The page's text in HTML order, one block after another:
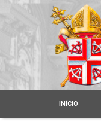
INÍCIO